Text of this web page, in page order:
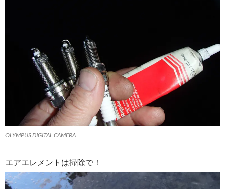
OLYMPUS DIGITAL CAMERA
エアエレメントは掃除で！